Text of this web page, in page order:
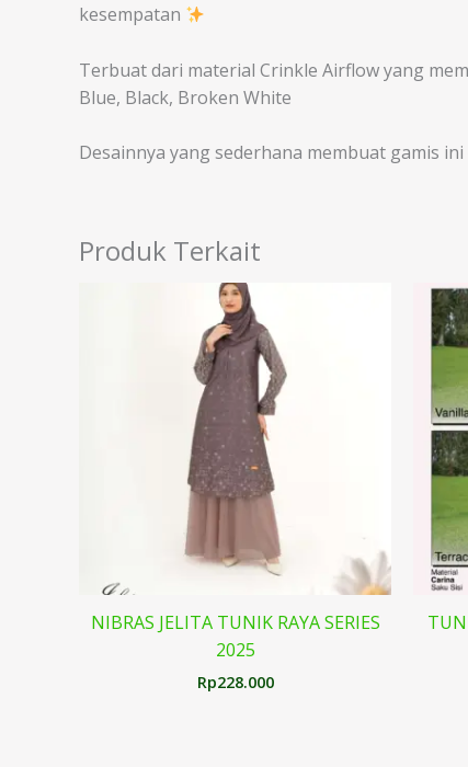
kesempatan
Terbuat dari material Crinkle Airflow yang
Blue, Black, Broken White
Desainnya yang sederhana membuat gamis
Produk Terkait
NIBRAS JELITA TUNIK RAYA SERIES
2025
Rp228.000